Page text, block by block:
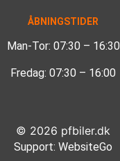
ÅBNINGSTIDER
Man-Tor: 07:30 – 16:30
Fredag: 07:30 – 16:00
© 2026 pfbiler.dk
Support: WebsiteGo